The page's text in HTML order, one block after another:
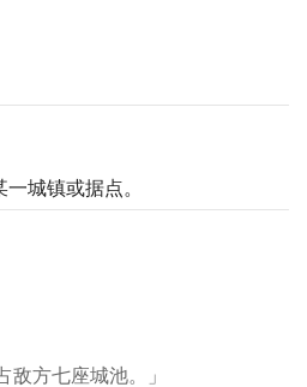
城镇或据点。
敌方七座城池。」